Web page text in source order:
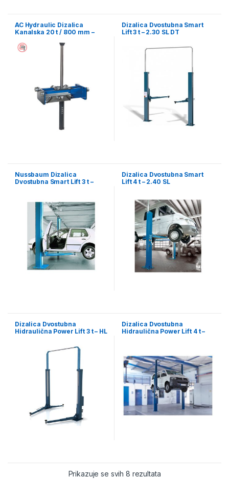
AC Hydraulic Dizalica
Kanalska 20 t / 800 mm –
Dizalica Dvostubna Smart
Lift 3 t – 2.30 SL DT
Nussbaum Dizalica
Dvostubna Smart Lift 3 t –
Dizalica Dvostubna Smart
Lift 4 t – 2.40 SL
Dizalica Dvostubna
Hidraulična Power Lift 3 t – HL
Dizalica Dvostubna
Hidraulična Power Lift 4 t –
Prikazuje se svih 8 rezultata